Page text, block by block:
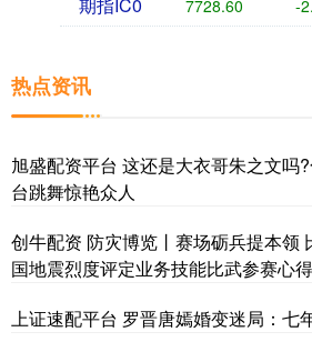
7728.60 -
热点资讯
旭盛配资平台 这还是大衣哥朱之文吗
台跳舞惊艳众人
创牛配资 防灾博览丨赛场砺兵提本
国地震烈度评定业务技能比武参赛心得
上证速配平台 罗晋唐嫣婚变迷局：七